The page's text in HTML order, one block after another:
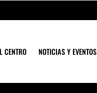
CENTRO NOTICIAS Y EVENTOS